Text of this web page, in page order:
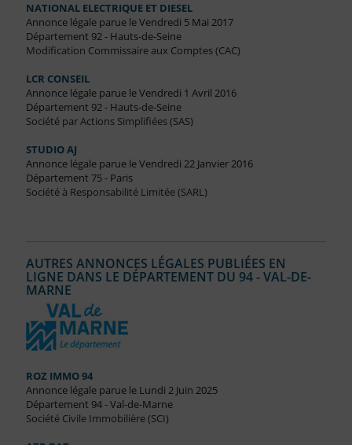
NATIONAL ELECTRIQUE ET DIESEL
Annonce légale parue le Vendredi 5 Mai 2017
Département 92 - Hauts-de-Seine
Modification Commissaire aux Comptes (CAC)
LCR CONSEIL
Annonce légale parue le Vendredi 1 Avril 2016
Département 92 - Hauts-de-Seine
Société par Actions Simplifiées (SAS)
STUDIO AJ
Annonce légale parue le Vendredi 22 Janvier 2016
Département 75 - Paris
Société à Responsabilité Limitée (SARL)
AUTRES ANNONCES LÉGALES PUBLIÉES EN
LIGNE DANS LE DÉPARTEMENT DU 94 - VAL-DE-
MARNE
ROZ IMMO 94
Annonce légale parue le Lundi 2 Juin 2025
Département 94 - Val-de-Marne
Société Civile Immobilière (SCI)